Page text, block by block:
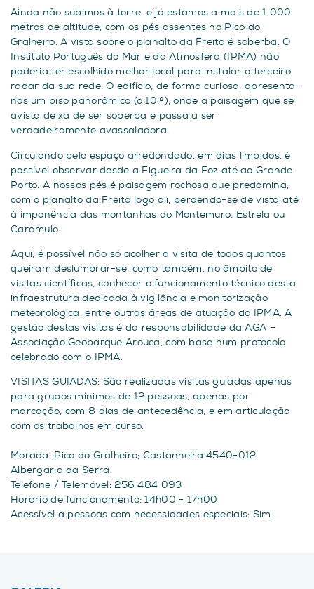
Ainda não subimos à torre, e já estamos a mais de 1 000
metros de altitude, com os pés assentes no Pico do
Gralheiro. A vista sobre o planalto da Freita é soberba. O
Instituto Português do Mar e da Atmosfera (IPMA) não
poderia ter escolhido melhor local para instalar o terceiro
radar da sua rede. O edifício, de forma curiosa, apresenta-
nos um piso panorâmico (o 10.º), onde a paisagem que se
avista deixa de ser soberba e passa a ser
verdadeiramente avassaladora.
Circulando pelo espaço arredondado, em dias límpidos, é
possível observar desde a Figueira da Foz até ao Grande
Porto. A nossos pés é paisagem rochosa que predomina,
com o planalto da Freita logo ali, perdendo-se de vista até
à imponência das montanhas do Montemuro, Estrela ou
Caramulo.
Aqui, é possível não só acolher a visita de todos quantos
queiram deslumbrar-se, como também, no âmbito de
visitas científicas, conhecer o funcionamento técnico desta
infraestrutura dedicada à vigilância e monitorização
meteorológica, entre outras áreas de atuação do IPMA. A
gestão destas visitas é da responsabilidade da AGA –
Associação Geoparque Arouca, com base num protocolo
celebrado com o IPMA.
VISITAS GUIADAS: São realizadas visitas guiadas apenas
para grupos mínimos de 12 pessoas, apenas por
marcação, com 8 dias de antecedência, e em articulação
com os trabalhos em curso.
Morada: Pico do Gralheiro; Castanheira 4540-012
Albergaria da Serra
Telefone / Telemóvel: 256 484 093
Horário de funcionamento: 14h00 - 17h00
Acessível a pessoas com necessidades especiais: Sim